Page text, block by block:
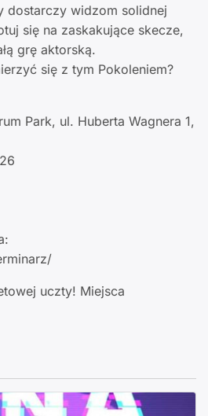
dostarczy widzom solidnej
się na zaskakujące skecze,
grę aktorską.
się z tym Pokoleniem?
Park, ul. Huberta Wagnera 1,
uczty! Miejsca